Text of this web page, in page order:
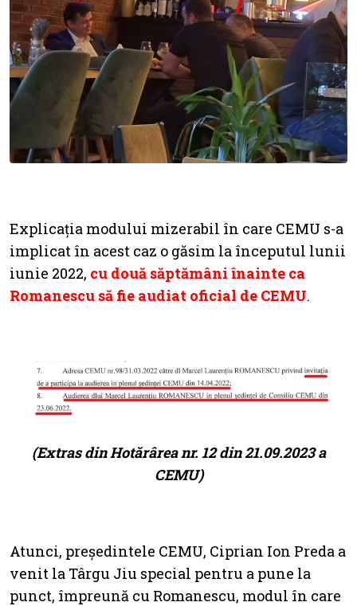
Explicația modului mizerabil în care CEMU s-a
implicat în acest caz o găsim la începutul lunii
iunie 2022, cu două săptămâni înainte ca
Romanescu să fie audiat oficial de CEMU.
(Extras din Hotărârea nr. 12 din 21.09.2023 a
CEMU)
Atunci, președintele CEMU, Ciprian Ion Preda a
venit la Târgu Jiu special pentru a pune la
punct, împreună cu Romanescu, modul în care